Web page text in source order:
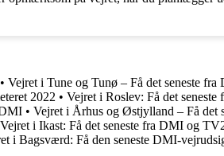
• Vejret i Tune og Tunø – Få det seneste fra
2022 • Vejret i Roslev: Få det
• Vejret i Århus og Østjylland – Få det
Vejret i Ikast: Få det seneste fra DMI og
i Bagsværd: Få den seneste DMI-